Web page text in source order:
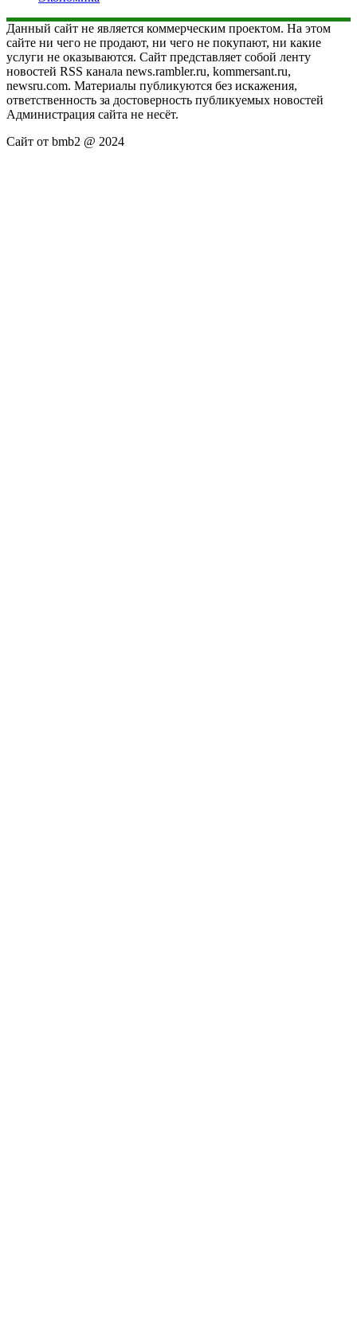
Данный сайт не является коммерческим проектом. На этом
сайте ни чего не продают, ни чего не покупают, ни какие
услуги не оказываются. Сайт представляет собой ленту
новостей RSS канала news.rambler.ru, kommersant.ru,
newsru.com. Материалы публикуются без искажения,
ответственность за достоверность публикуемых новостей
Администрация сайта не несёт.
Сайт от bmb2 @ 2024